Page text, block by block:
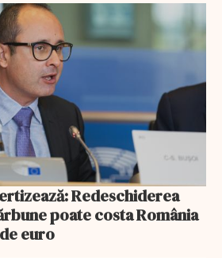
Redeschiderea
poate costa România
euro